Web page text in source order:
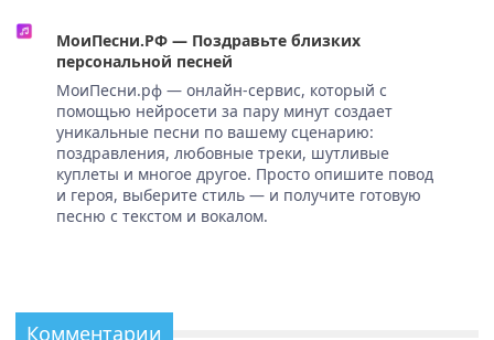
МоиПесни.РФ — Поздравьте близких
персональной песней
МоиПесни.рф — онлайн-сервис, который с
помощью нейросети за пару минут создает
уникальные песни по вашему сценарию:
поздравления, любовные треки, шутливые
куплеты и многое другое. Просто опишите повод
и героя, выберите стиль — и получите готовую
песню с текстом и вокалом.
Комментарии